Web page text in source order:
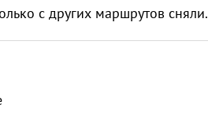
с других маршрутов сняли.